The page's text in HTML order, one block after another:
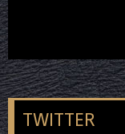
TWITTER